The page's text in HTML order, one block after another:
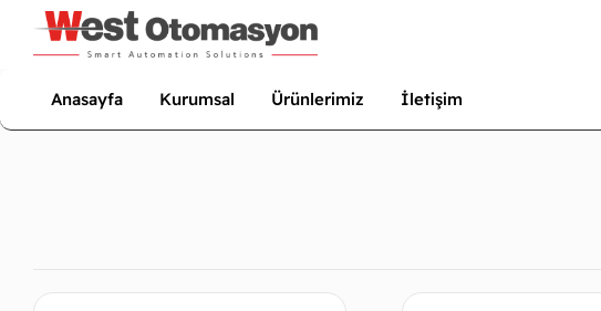
Anasayfa Kurumsal Ürünlerimiz İletişim